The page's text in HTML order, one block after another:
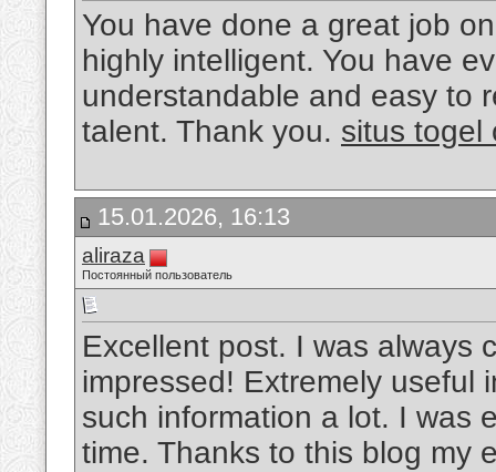
You have done a great job
highly intelligent. You have
understandable and easy to
talent. Thank you. situs togel
15.01.2026, 16:13
aliraza
Постоянный пользователь
Excellent post. I was always
impressed! Extremely useful
such information a lot. I was
time. Thanks to this blog my